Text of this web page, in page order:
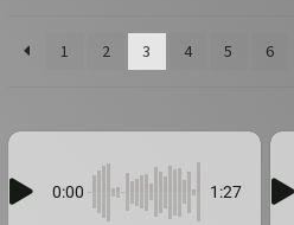
1 2 3 4 5 6
0:00 1:27